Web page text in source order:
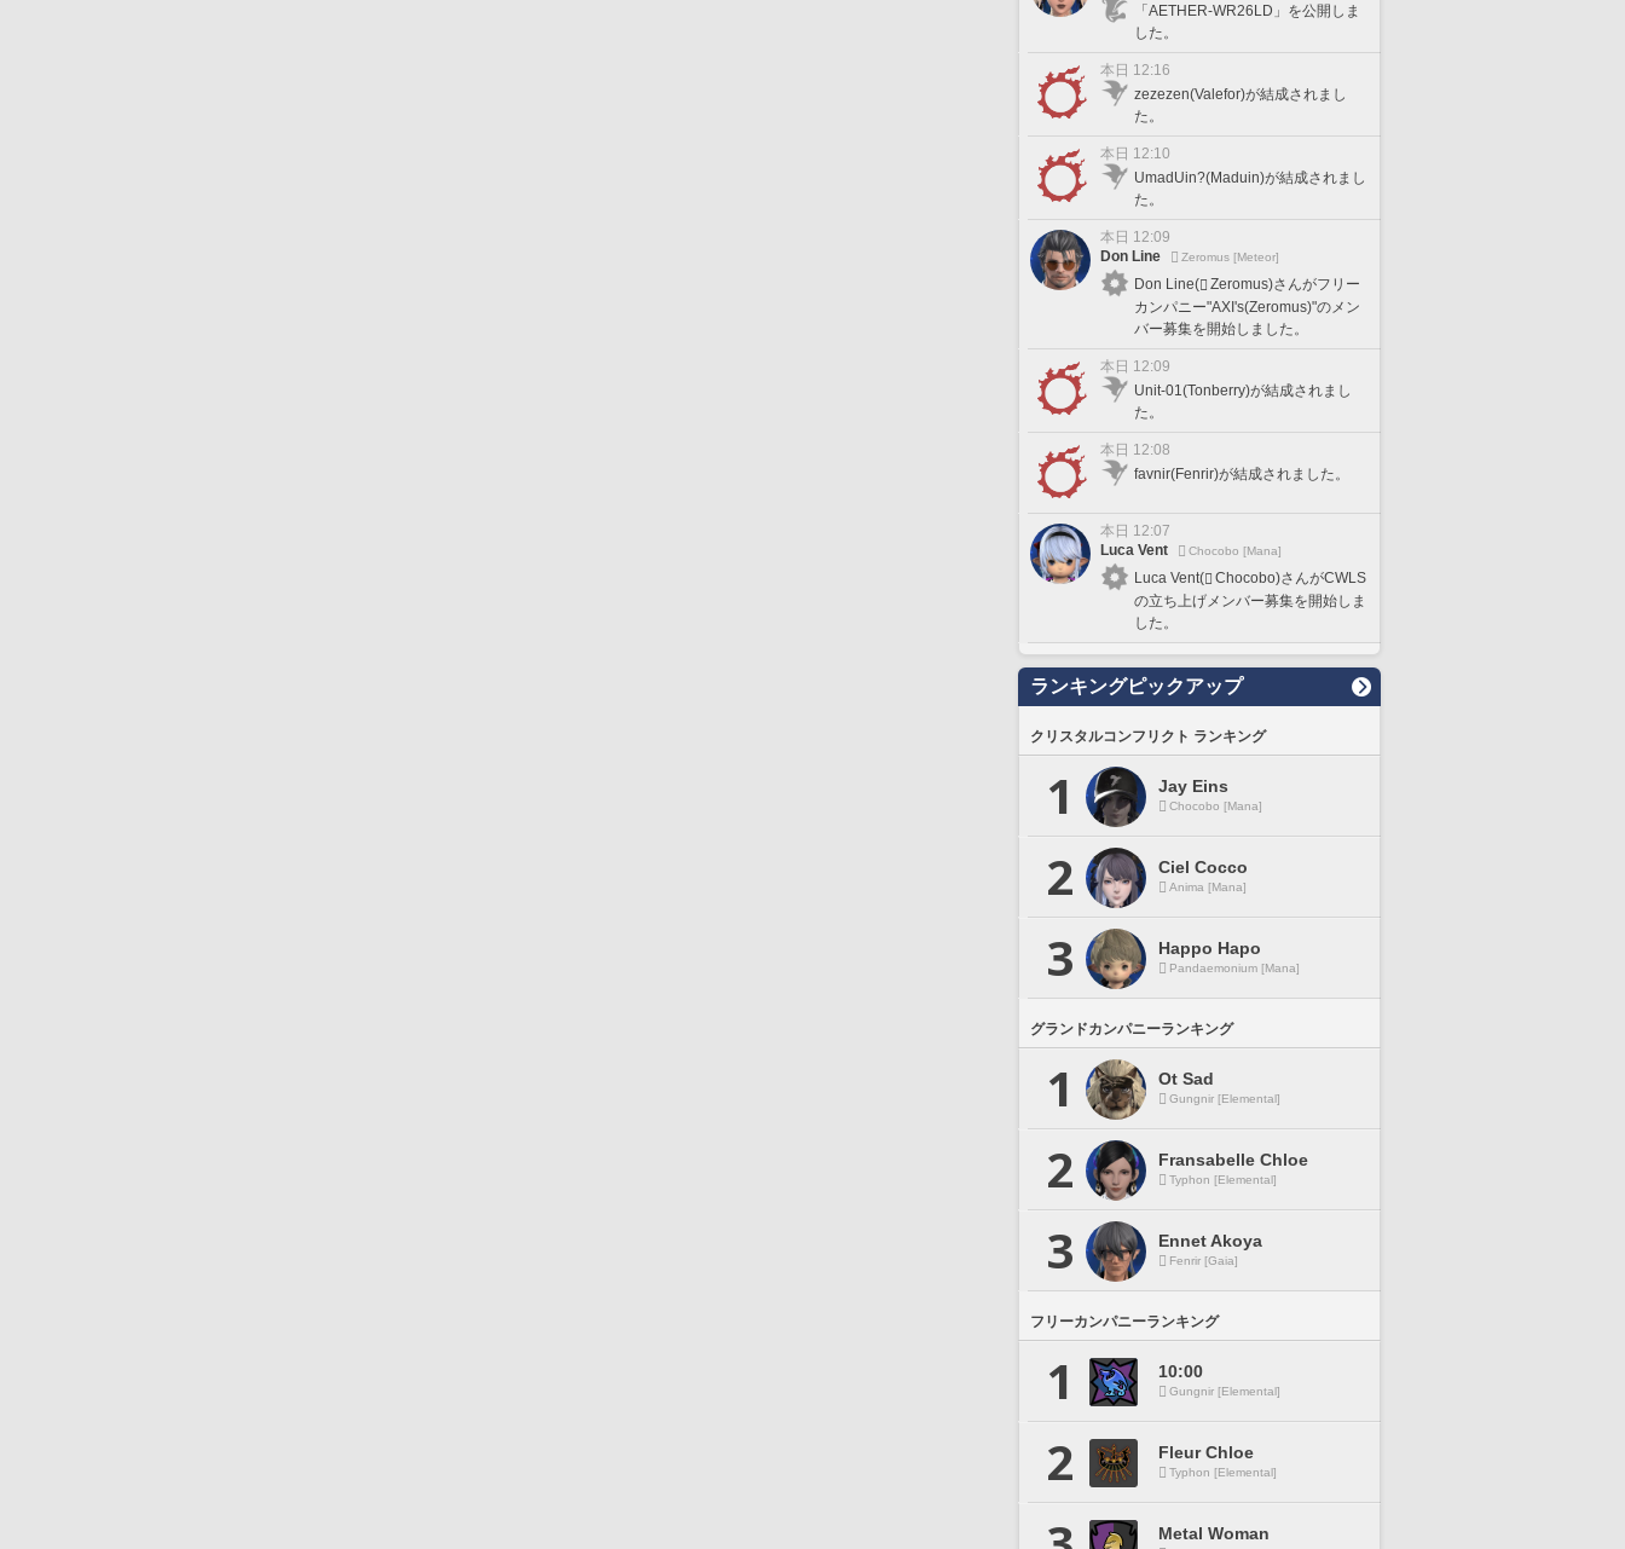
「AETHER-WR26LD」を公開しま
した。
本日 12:16
zezezen(Valefor)が結成されまし
た。
本日 12:10
UmadUin?(Maduin)が結成されまし
た。
本日 12:09
Don Line
Zeromus [Meteor]
Don Line(
Zeromus)さんがフリー
カンパニー"AXI's(Zeromus)"のメン
バー募集を開始しました。
本日 12:09
Unit-01(Tonberry)が結成されまし
た。
本日 12:08
favnir(Fenrir)が結成されました。
本日 12:07
Luca Vent
Chocobo [Mana]
Luca Vent(
Chocobo)さんがCWLS
の立ち上げメンバー募集を開始しま
した。
ランキングピックアップ
クリスタルコンフリクト ランキング
1 Jay Eins
Chocobo [Mana]
2 Ciel Cocco
Anima [Mana]
3 Happo Hapo
Pandaemonium [Mana]
グランドカンパニーランキング
1 Ot Sad
Gungnir [Elemental]
2 Fransabelle Chloe
Typhon [Elemental]
3 Ennet Akoya
Fenrir [Gaia]
フリーカンパニーランキング
1 10:00
Gungnir [Elemental]
2 Fleur Chloe
Typhon [Elemental]
Metal Woman